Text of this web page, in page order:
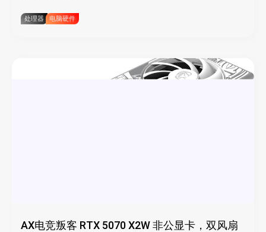
处理器 电脑硬件
AX电竞叛客 RTX 5070 X2W 非公显卡，双风扇